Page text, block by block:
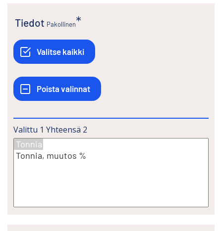
Tiedot Pakollinen
Valittu 1 Yhteensä 2